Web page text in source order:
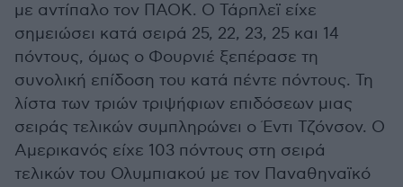
με αντίπαλο τον ΠΑΟΚ. Ο Τάρπλεϊ είχε
σημειώσει κατά σειρά 25, 22, 23, 25 και 14
πόντους, όμως ο Φουρνιέ ξεπέρασε τη
συνολική επίδοση του κατά πέντε πόντους. Τη
λίστα των τριών τριψήφιων επιδόσεων μιας
σειράς τελικών συμπληρώνει ο Έντι Τζόνσον. Ο
Αμερικανός είχε 103 πόντους στη σειρά
τελικών του Ολυμπιακού με τον Παναθηναϊκό